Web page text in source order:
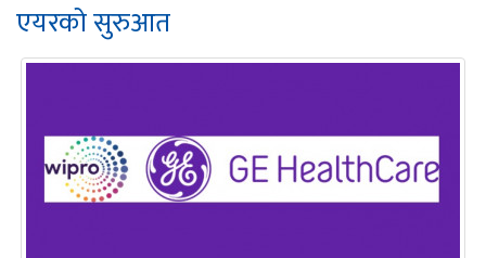
एयरको सुरुआत